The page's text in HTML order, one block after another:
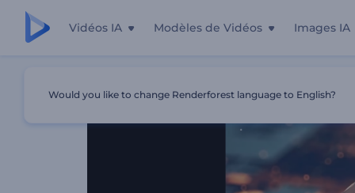
Vidéos IA Modèles de Vidéos Images IA
Would you like to change Renderforest language to English?